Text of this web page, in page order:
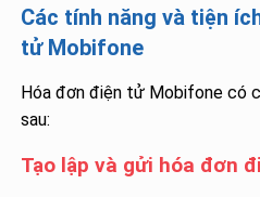
Các tính năng và tiện
tử Mobifone
Hóa đơn điện tử Mobifone có
sau:
Tạo lập và gửi hóa đơn